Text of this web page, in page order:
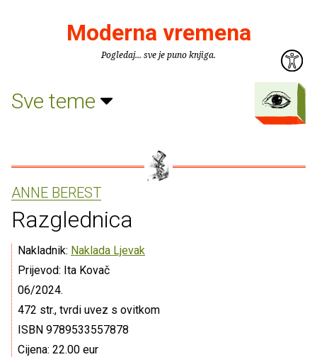
Moderna vremena
Pogledaj... sve je puno knjiga.
Sve teme
ANNE BEREST
Razglednica
Nakladnik: Naklada Ljevak
Prijevod: Ita Kovač
06/2024.
472 str., tvrdi uvez s ovitkom
ISBN 9789533557878
Cijena: 22.00 eur